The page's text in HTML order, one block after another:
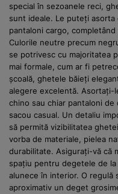
special în sezoanele reci,
sunt ideale. Le puteți
pantaloni cargo,
Culorile neutre precum
se potrivesc cu majoritatea
mai formale, cum ar fi
școală, ghetele băieți
alegere excelentă. Asortați-
chino sau chiar pantaloni de
sacou casual. Un detaliu
să permită vizibilitatea
vorba de materiale, pielea
durabilitate. Asigurați-vă că
spațiu pentru degetele de
alunece în interior. O regulă
aproximativ un deget